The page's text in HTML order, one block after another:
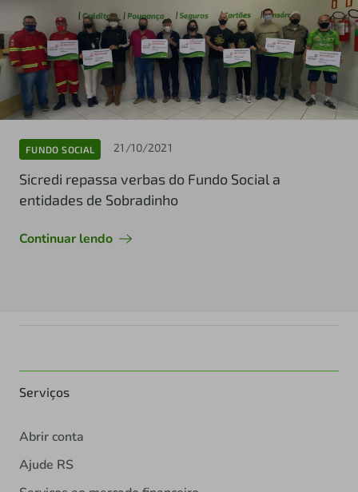
FUNDO SOCIAL 21/10/2021
Sicredi repassa verbas do Fundo Social a
entidades de Sobradinho
Continuar lendo
Serviços
Abrir conta
Ajude RS